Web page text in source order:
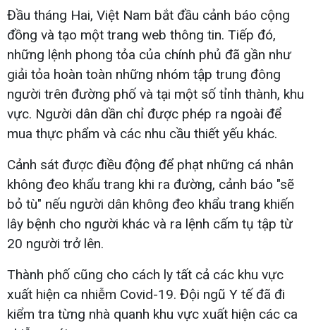
Đầu tháng Hai, Việt Nam bắt đầu cảnh báo cộng
đồng và tạo một trang web thông tin. Tiếp đó,
những lệnh phong tỏa của chính phủ đã gần như
giải tỏa hoàn toàn những nhóm tập trung đông
người trên đường phố và tại một số tỉnh thành, khu
vực. Người dân dần chỉ được phép ra ngoài để
mua thực phẩm và các nhu cầu thiết yếu khác.
Cảnh sát được điều động để phạt những cá nhân
không đeo khẩu trang khi ra đường, cảnh báo "sẽ
bỏ tù" nếu người dân không đeo khẩu trang khiến
lây bệnh cho người khác và ra lệnh cấm tụ tập từ
20 người trở lên.
Thành phố cũng cho cách ly tất cả các khu vực
xuất hiện ca nhiễm Covid-19. Đội ngũ Y tế đã đi
kiểm tra từng nhà quanh khu vực xuất hiện các ca